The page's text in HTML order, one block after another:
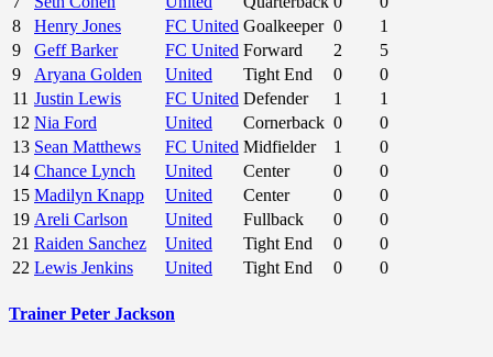
8
Henry Jones FC United Goalkeeper 0
1
9
Geff Barker FC United Forward 2
5
9
Aryana Golden United Tight End 0
0
11 Justin Lewis FC United Defender 1
1
12 Nia Ford United Cornerback 0
0
13 Sean Matthews FC United Midfielder 1
0
14 Chance Lynch United Center 0
0
15 Madilyn Knapp United Center 0
0
19 Areli Carlson United Fullback 0
0
21 Raiden Sanchez United Tight End 0
0
22 Lewis Jenkins United Tight End 0 0
Trainer Peter Jackson